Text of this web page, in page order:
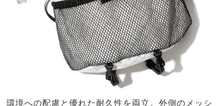
環境への配慮と優れた耐久性を両立。外側のメッシ